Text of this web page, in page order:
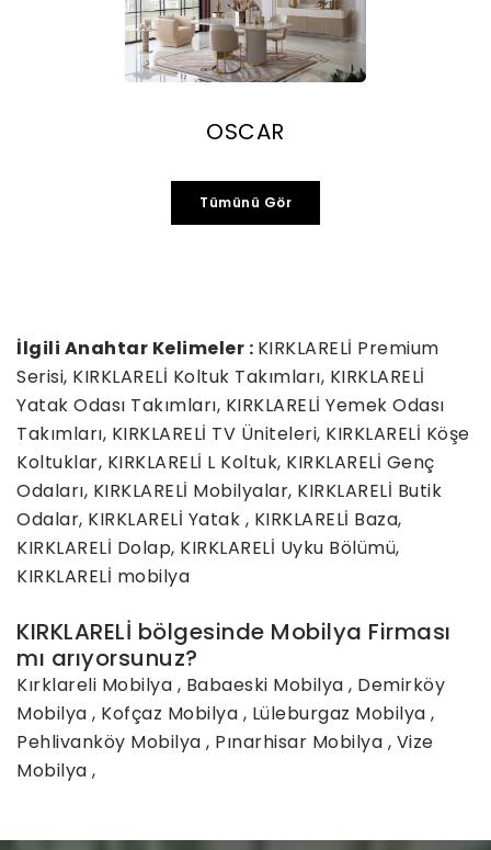
OSCAR
Tümünü Gör
İlgili Anahtar Kelimeler : KIRKLARELİ Premium
Serisi, KIRKLARELİ Koltuk Takımları, KIRKLARELİ
Yatak Odası Takımları, KIRKLARELİ Yemek Odası
Takımları, KIRKLARELİ TV Üniteleri, KIRKLARELİ Köşe
Koltuklar, KIRKLARELİ L Koltuk, KIRKLARELİ Genç
Odaları, KIRKLARELİ Mobilyalar, KIRKLARELİ Butik
Odalar, KIRKLARELİ Yatak , KIRKLARELİ Baza,
KIRKLARELİ Dolap, KIRKLARELİ Uyku Bölümü,
KIRKLARELİ mobilya
KIRKLARELİ bölgesinde Mobilya Firması
mı arıyorsunuz?
Kırklareli Mobilya , Babaeski Mobilya , Demirköy
Mobilya , Kofçaz Mobilya , Lüleburgaz Mobilya ,
Pehlivanköy Mobilya , Pınarhisar Mobilya , Vize
Mobilya ,